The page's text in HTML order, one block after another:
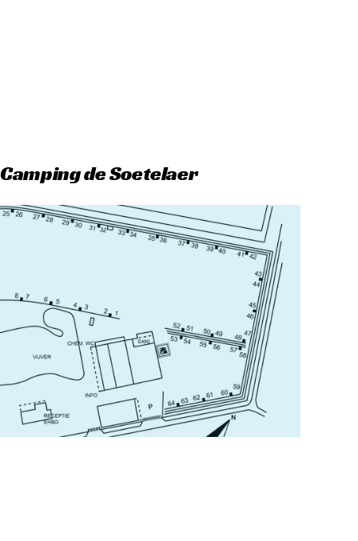
de Soetelaer